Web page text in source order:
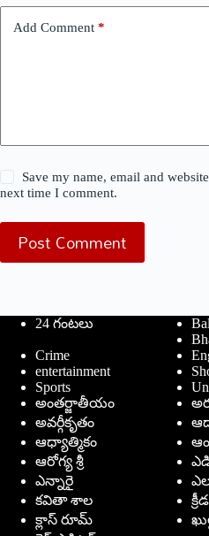
Add Comment *
Save my name, email and
next time I comment.
Post Comment
24 గంటలు
Crime
entertainment
Sports
అంతర్జాతీయం
అవర్గీకృతం
ఆధ్యాత్మికం
ఆరోగ్య శ్రీ
ఎన్నారై
కవితా శాల
క్లాస్ రూమ్